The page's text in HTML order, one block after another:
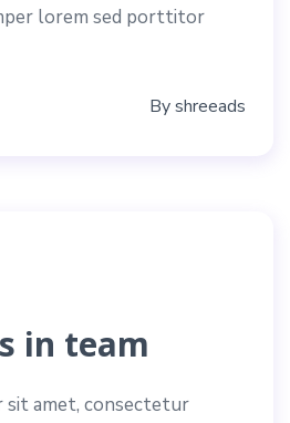
lorem sed porttitor
Byshreeads
in team
sit amet, consectetur